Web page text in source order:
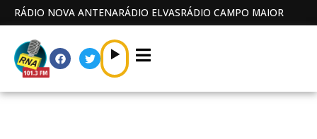
RÁDIO NOVA ANTENARÁDIO ELVASRÁDIO CAMPO MAIOR